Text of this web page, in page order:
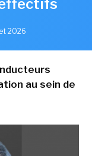
2026
au sein de